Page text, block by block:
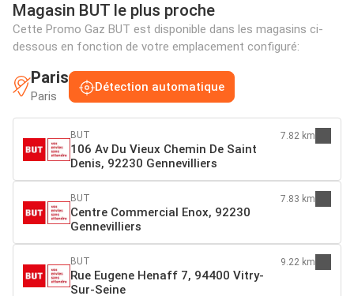
Magasin BUT le plus proche
Cette Promo Gaz BUT est disponible dans les magasins ci-
dessous en fonction de votre emplacement configuré:
Paris
Paris
Détection automatique
BUT
106 Av Du Vieux Chemin De Saint
Denis, 92230 Gennevilliers
7.82 km
BUT
Centre Commercial Enox, 92230
Gennevilliers
7.83 km
BUT
Rue Eugene Henaff 7, 94400 Vitry-
Sur-Seine
9.22 km